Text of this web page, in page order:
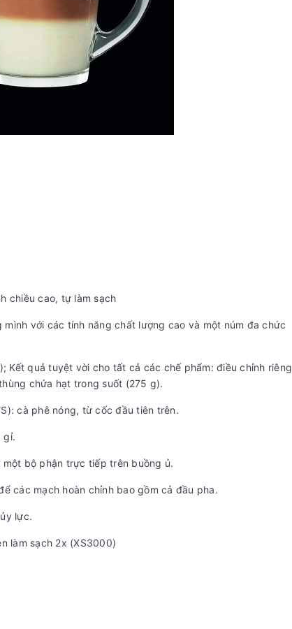
chiều cao, tự làm sạch
với các tính năng chất lượng cao và một núm đa chức
Kết quả tuyệt vời cho tất cả các chế phẩm: điều chỉnh riêng
chứa hạt trong suốt (275 g).
cà phê nóng, từ cốc đầu tiên trên.
gỉ.
bộ phận trực tiếp trên buồng ủ.
các mạch hoàn chỉnh bao gồm cả đầu pha.
lực.
làm sạch 2x (XS3000)